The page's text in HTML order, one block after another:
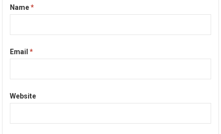
Name*
Email*
Website